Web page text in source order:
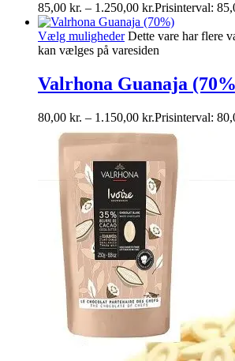
85,00 kr. – 1.250,00 kr.Prisinterval:
Vælg muligheder Dette vare har flere
kan vælges på varesiden
Valrhona Guanaja
80,00 kr. – 1.150,00 kr.Prisinterval: